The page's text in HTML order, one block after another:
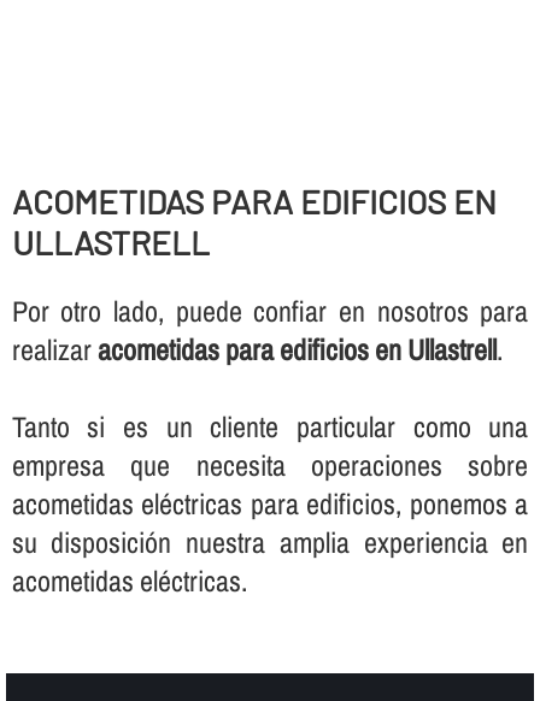
ACOMETIDAS PARA EDIFICIOS EN
ULLASTRELL
Por otro lado, puede confiar en nosotros para
realizaracometidas para edificios en Ullastrell.
Tanto si es un cliente particular como una
empresa que necesita operaciones sobre
acometidas eléctricas para edificios, ponemos a
su disposición nuestra amplia experiencia en
acometidas eléctricas.